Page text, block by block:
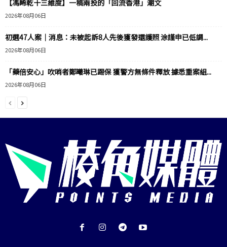
【馮睎乾十三維度】一稿兩投的「回流香港」潮文
2026年08月06日
初選47人案｜消息：未被起訴8人先後獲發還護照 涂謹申已低調...
2026年08月06日
「藥倍安心」吹哨者鄭曦琳已踢保 獲警方無條件釋放 據悉重案組...
2026年08月06日